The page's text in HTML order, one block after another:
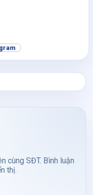
cùng SĐT. Bình luận
thị.